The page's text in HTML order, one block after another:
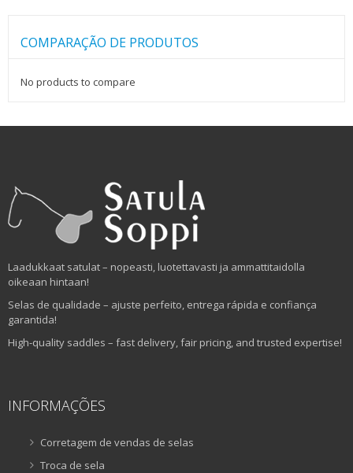
COMPARAÇÃO DE PRODUTOS
No products to compare
Laadukkaat satulat – nopeasti, luotettavasti ja ammattitaidolla
oikeaan hintaan!
Selas de qualidade – ajuste perfeito, entrega rápida e confiança
garantida!
High-quality saddles – fast delivery, fair pricing, and trusted expertise!
INFORMAÇÕES
Corretagem de vendas de selas
Troca de sela